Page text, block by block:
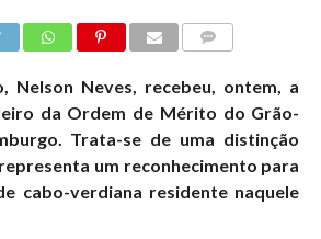
Nelson Neves, recebeu, ontem, a
da Ordem de Mérito do Grão-
Trata-se de uma distinção
um reconhecimento para
cabo-verdiana residente naquele